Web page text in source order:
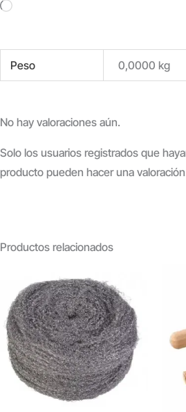
Cargando...
Peso 0,0000 kg
No hay valoraciones aún.
Solo los usuarios registrados que
producto pueden hacer una
Productos relacionados